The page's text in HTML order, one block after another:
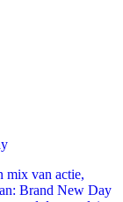
mix van actie,
Brand New Day